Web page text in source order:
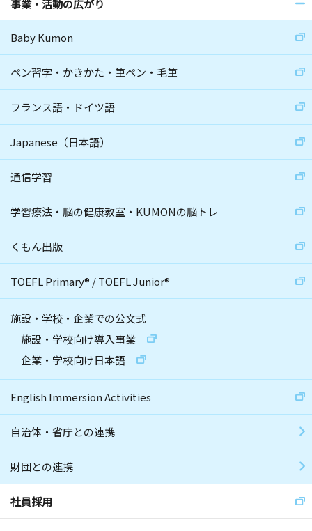
事業・活動の広がり
Baby Kumon
ペン習字・かきかた・筆ペン・毛筆
フランス語・ドイツ語
Japanese（日本語）
通信学習
学習療法・脳の健康教室・KUMONの脳トレ
くもん出版
TOEFL Primary® /TOEFL Junior®
施設・学校・企業での公文式
施設・学校向け導入事業
企業・学校向け日本語
English Immersion Activities
自治体・省庁との連携
財団との連携
社員採用